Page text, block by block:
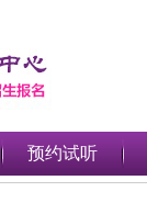
预约试听